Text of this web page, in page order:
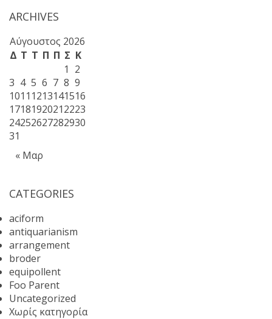
ARCHIVES
Αύγουστος 2026
Δ Τ Τ Π Π Σ Κ
1 2
3 4 5 6 7 8 9
1011 1213141516
17181920212223
24252627282930
31
« Μαρ
CATEGORIES
aciform
antiquarianism
arrangement
broder
equipollent
Foo Parent
Uncategorized
Χωρίς κατηγορία